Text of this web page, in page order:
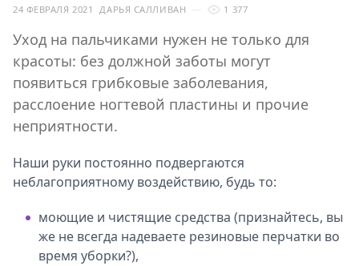
24 ФЕВРАЛЯ 2021 ДАРЬЯ САЛЛИВАН 1 377
Уход на пальчиками нужен не только для
красоты: без должной заботы могут
появиться грибковые заболевания,
расслоение ногтевой пластины и прочие
неприятности.
Наши руки постоянно подвергаются
неблагоприятному воздействию, будь то:
моющие и чистящие средства (признайтесь, вы
же не всегда надеваете резиновые перчатки во
время уборки?),